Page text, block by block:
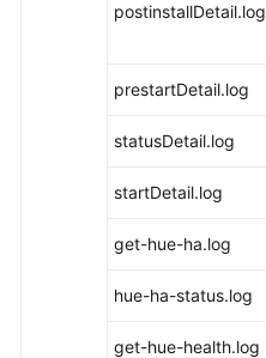
DBService
postinstallDetail.log
prestartDetail.log
statusDetail.log
startDetail.log
get-hue-ha.log
hue-ha-status.log
get-hue-health.log